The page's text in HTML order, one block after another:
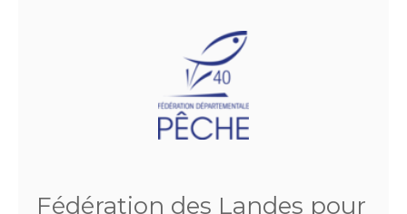
Fédération des Landes pour